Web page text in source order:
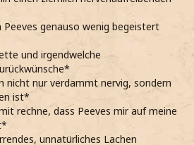
genauso wenig begeistert
und irgendwelche
nicht nur verdammt nervig, sondern
ist*
rechne, dass Peeves mir auf meine
unnatürliches Lachen